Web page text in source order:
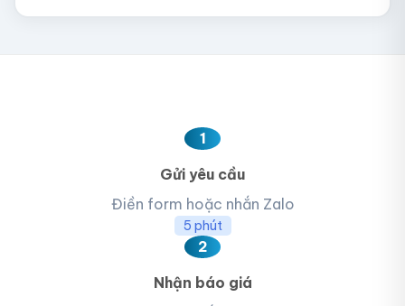
1
Gửi yêu cầu
Điền form hoặc nhắn Zalo
5 phút
2
Nhận báo giá